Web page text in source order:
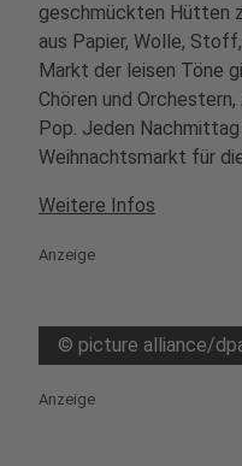
geschmückten Hütten
aus Papier, Wolle,
Markt der leisen Töne
Chören und
Pop. Jeden
Weihnachtsmarkt für
Weitere Infos
Anzeige
© picture alliance/
Anzeige